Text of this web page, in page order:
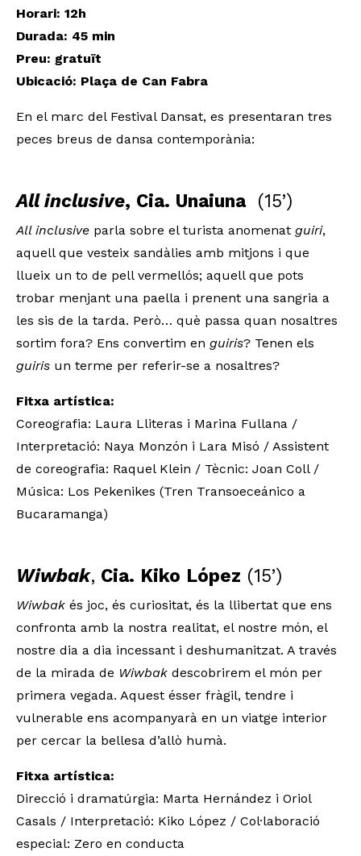
Horari: 12h
Durada: 45 min
Preu: gratuït
Ubicació: Plaça de Can Fabra
En el marc del Festival Dansat, es presentaran tres
peces breus de dansa contemporània:
All inclusive, Cia. Unaiuna (15’)
All inclusive parla sobre el turista anomenat guiri,
aquell que vesteix sandàlies amb mitjons i que
llueix un to de pell vermellós; aquell que pots
trobar menjant una paella i prenent una sangria a
les sis de la tarda. Però… què passa quan nosaltres
sortim fora? Ens convertim en guiris? Tenen els
guiris un terme per referir-se a nosaltres?
Fitxa artística:
Coreografia: Laura Lliteras i Marina Fullana /
Interpretació: Naya Monzón i Lara Misó / Assistent
de coreografia: Raquel Klein / Tècnic: Joan Coll /
Música: Los Pekenikes (Tren Transoeceánico a
Bucaramanga)
Wiwbak, Cia. Kiko López (15’)
Wiwbak és joc, és curiositat, és la llibertat que ens
confronta amb la nostra realitat, el nostre món, el
nostre dia a dia incessant i deshumanitzat. A través
de la mirada de Wiwbak descobrirem el món per
primera vegada. Aquest ésser fràgil, tendre i
vulnerable ens acompanyarà en un viatge interior
per cercar la bellesa d’allò humà.
Fitxa artística:
Direcció i dramatúrgia: Marta Hernández i Oriol
Casals / Interpretació: Kiko López / Col·laboració
especial: Zero en conducta